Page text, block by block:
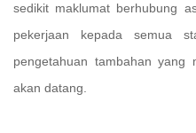
sedikit maklumat berhubung
pekerjaan kepada semua
pengetahuan tambahan yang
akan datang.